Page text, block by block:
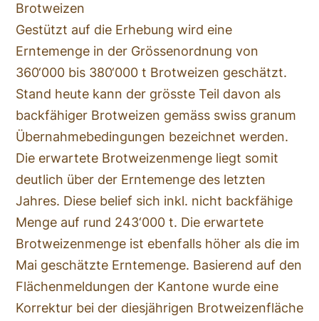
Brotweizen
Gestützt auf die Erhebung wird eine
Erntemenge in der Grössenordnung von
360‘000 bis 380‘000 t Brotweizen geschätzt.
Stand heute kann der grösste Teil davon als
backfähiger Brotweizen gemäss swiss granum
Übernahmebedingungen bezeichnet werden.
Die erwartete Brotweizenmenge liegt somit
deutlich über der Erntemenge des letzten
Jahres. Diese belief sich inkl. nicht backfähige
Menge auf rund 243‘000 t. Die erwartete
Brotweizenmenge ist ebenfalls höher als die im
Mai geschätzte Erntemenge. Basierend auf den
Flächenmeldungen der Kantone wurde eine
Korrektur bei der diesjährigen Brotweizenfläche